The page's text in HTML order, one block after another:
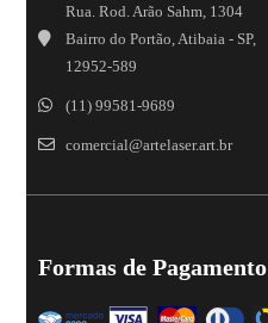
Rua. Rod. Arão Sahm, 1304
Bairro do Portão, Atibaia - SP,
12952-589
(11) 99581-9689
comercial@artelaser.art.br
Formas de Pagamento